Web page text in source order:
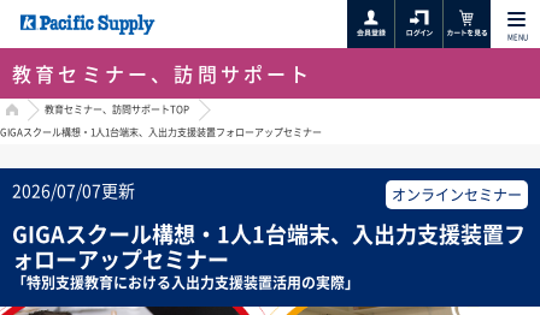
MENU
教育セミナー、訪問サポート
HOME教育セミナー、訪問サポートTOP
GIGAスクール構想・1人1台端末、入出力支援装置フォローアップセミナー
2026/07/07更新 オンラインセミナー
GIGAスクール構想・1人1台端末、入出力支援装置フ
ォローアップセミナー
「特別支援教育における入出力支援装置活用の実際」